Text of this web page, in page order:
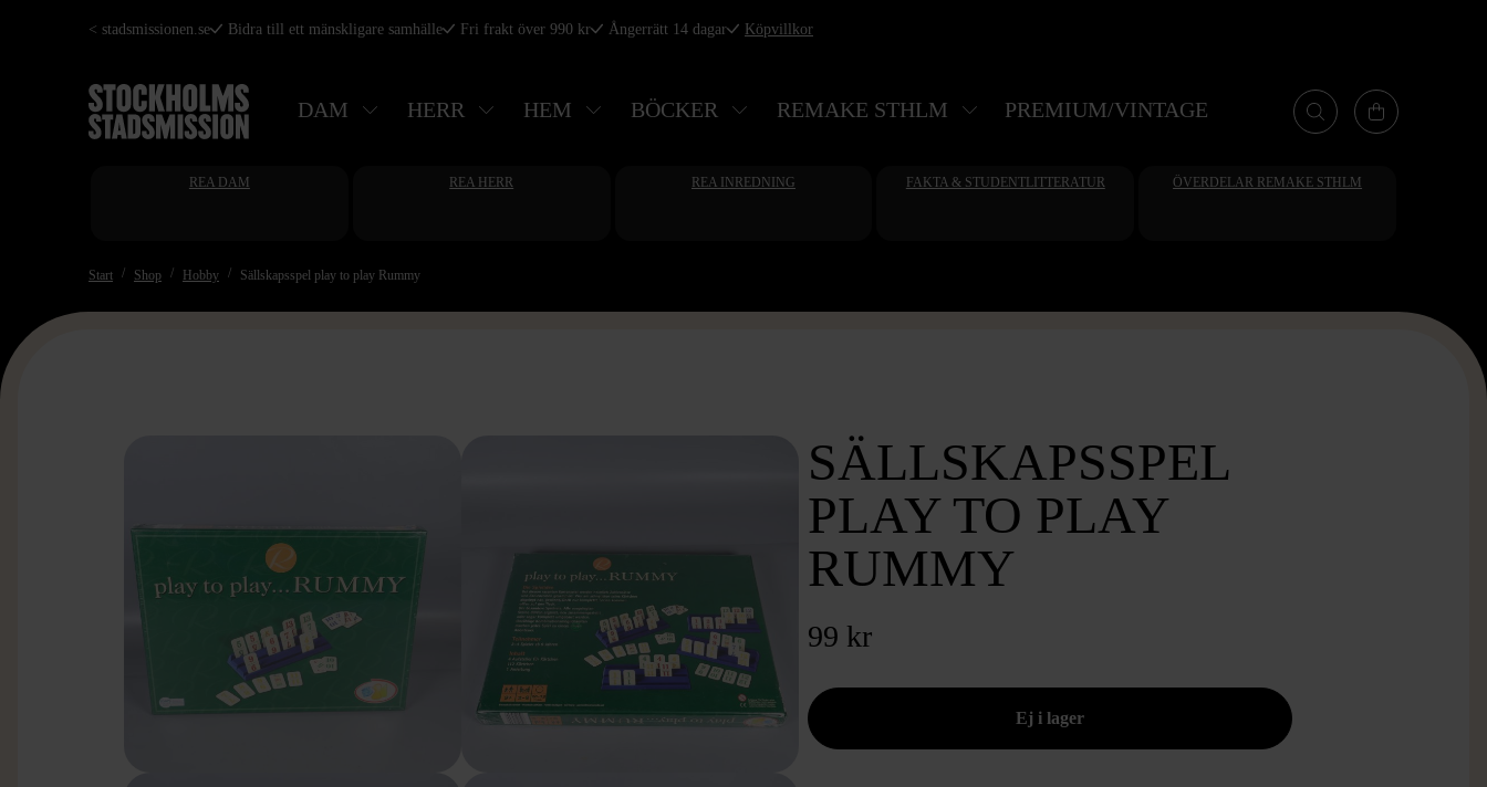
Hoppa
huvudinnehåll
< stadsmissionen.se Bidra till ett mänskligare samhälle Fri frakt över 990 kr Ångerrätt 14 dagar Köpvillkor
DAM HERR HEM BÖCKER REMAKE STHLM PREMIUM/VINTAGE
REA DAM REA HERR REA INREDNING FAKTA & STUDENTLITTERATUR ÖVERDELAR REMAKE STHLM
Start Shop Hobby Sällskapsspel play to play Rummy
SÄLLSKAPSSPEL
PLAY TO PLAY
RUMMY
99 kr